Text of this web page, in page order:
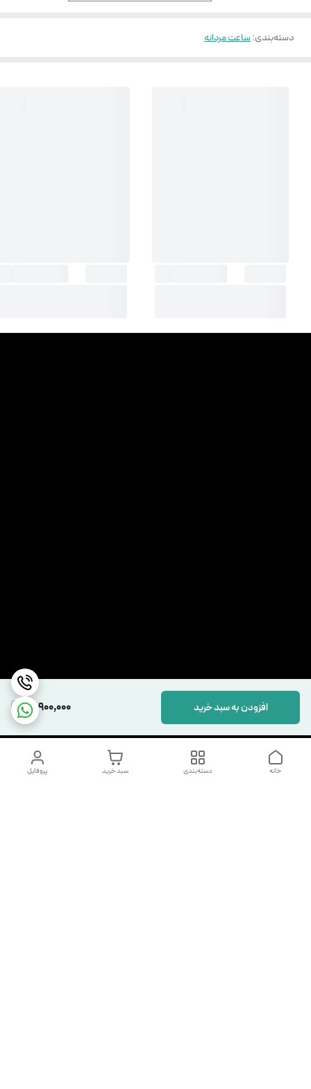
15,900,000 افزودن به سبد خرید
دسته‌بندی:ساعت مردانه
پروفایل سبد خرید دسته‌بندی خانه